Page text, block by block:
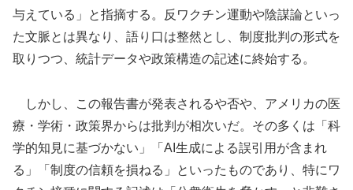
与えている」と指摘する。反ワクチン運動や陰謀論といっ
た文脈とは異なり、語り口は整然とし、制度批判の形式を
取りつつ、統計データや政策構造の記述に終始する。
しかし、この報告書が発表されるや否や、アメリカの医
療・学術・政策界からは批判が相次いだ。その多くは「科
学的知見に基づかない」「AI生成による誤引用が含まれ
る」「制度の信頼を損ねる」といったものであり、特にワ